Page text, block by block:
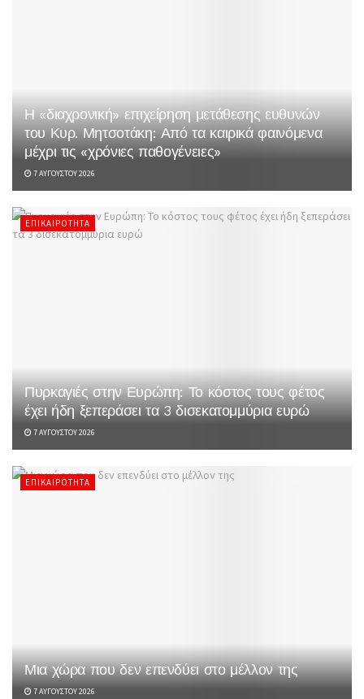
Η «διαχρονική» επιχείρηση μετάθεσης ευθυνών
του Κυρ. Μητσοτάκη: Από τα καιρικά φαινόμενα
μέχρι τις «χρόνιες παθογένειες»
7 ΑΥΓΟΎΣΤΟΥ 2026
ΕΠΙΚΑΙΡΌΤΗΤΑ
Πυρκαγιές στην Ευρώπη: Το κόστος τους φέτος
έχει ήδη ξεπεράσει τα 3 δισεκατομμύρια ευρώ
7 ΑΥΓΟΎΣΤΟΥ 2026
ΕΠΙΚΑΙΡΌΤΗΤΑ
Μια χώρα που δεν επενδύει στο μέλλον της
7 ΑΥΓΟΎΣΤΟΥ 2026